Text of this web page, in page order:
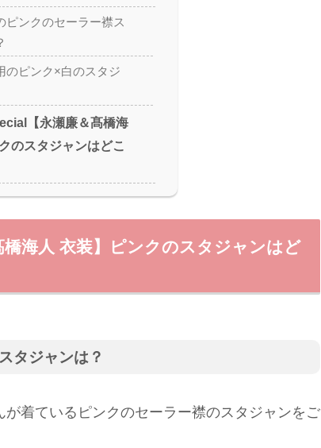
ピンクのセーラー襟ス
のピンク×白のスタジ
【永瀬廉＆髙橋海
のスタジャンはどこ
海人 衣装】ピンクのスタジャンはど
タジャンは？
が着ているピンクのセーラー襟のスタジャンをご